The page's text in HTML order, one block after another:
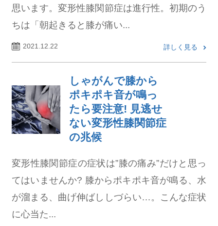
思います。変形性膝関節症は進行性。初期のう
ちは「朝起きると膝が痛い...
2021.12.22 詳しく見る
しゃがんで膝から
ポキポキ音が鳴っ
たら要注意! 見逃せ
ない変形性膝関節症
の兆候
変形性膝関節症の症状は”膝の痛み”だけと思っ
てはいませんか? 膝からポキポキ音が鳴る、水
が溜まる、曲げ伸ばししづらい…。こんな症状
に心当た...